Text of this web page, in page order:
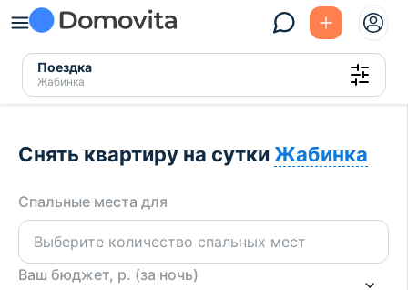
Поездка
Жабинка
Снять квартиру на сутки Жабинка
Спальные места для
Ваш бюджет, р. (за ночь)